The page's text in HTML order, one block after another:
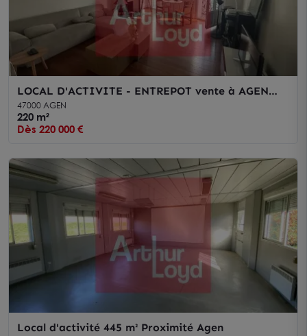
LOCAL D'ACTIVITE - ENTREPOT vente à AGEN
47000
47000 AGEN
220 m²
Dès 220 000 €
Local d'activité 445 m² Proximité Agen